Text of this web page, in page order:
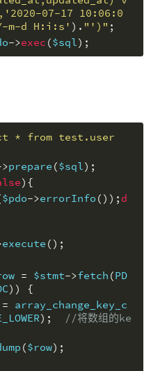
07-17 10:06:0
m-d H:i:s' ). "')" ;
->exec ($sql);
* from test.user
prepare ($sql);
){
$pdo->errorInfo ()); d
execute ();
= $stmt->fetch (PD
))
{
= array_change_key_c
);
//将数组的ke
($row);